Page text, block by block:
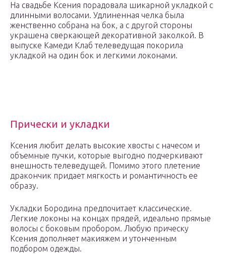
На свадьбе Ксения порадовала шикарной укладкой с
длинными волосами. Удлиненная челка была
женственно собрана на бок, а с другой стороны
украшена сверкающей декоративной заколкой. В
выпуске Камеди Клаб телеведущая покорила
укладкой на один бок и легкими локонами.
Прически и укладки
Ксения любит делать высокие хвосты с начесом и
объемные пучки, которые выгодно подчеркивают
внешность телеведущей. Помимо этого плетение
дракончик придает мягкость и романтичность ее
образу.
Укладки Бородина предпочитает классические.
Легкие локоны на концах прядей, идеально прямые
волосы с боковым пробором. Любую прическу
Ксения дополняет макияжем и утонченным
подбором одежды.